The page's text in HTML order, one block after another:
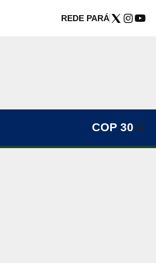
REDE PARÁ
COP 30